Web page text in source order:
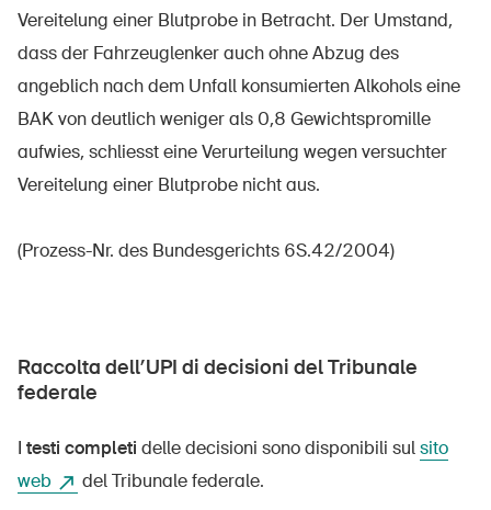
Vereitelung einer Blutprobe in Betracht. Der Umstand,
dass der Fahrzeuglenker auch ohne Abzug des
angeblich nach dem Unfall konsumierten Alkohols eine
BAK von deutlich weniger als 0,8 Gewichtspromille
aufwies, schliesst eine Verurteilung wegen versuchter
Vereitelung einer Blutprobe nicht aus.
(Prozess-Nr. des Bundesgerichts 6S.42/2004)
Raccolta dell’UPI di decisioni del Tribunale
federale
I testi completi delle decisioni sono disponibili sulsito
web
del Tribunale federale.